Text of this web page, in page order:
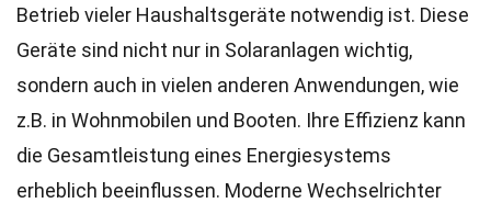
Betrieb vieler Haushaltsgeräte notwendig ist. Diese
Geräte sind nicht nur in Solaranlagen wichtig,
sondern auch in vielen anderen Anwendungen, wie
z.B. in Wohnmobilen und Booten. Ihre Effizienz kann
die Gesamtleistung eines Energiesystems
erheblich beeinflussen. Moderne Wechselrichter